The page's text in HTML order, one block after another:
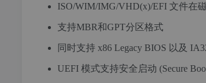
ISO/WIM/IMG/VHD(x)/EFI 文件在
支持MBR和GPT分区格式
同时支持 x86 Legacy BIOS 以及
UEFI 模式支持安全启动 (Secure